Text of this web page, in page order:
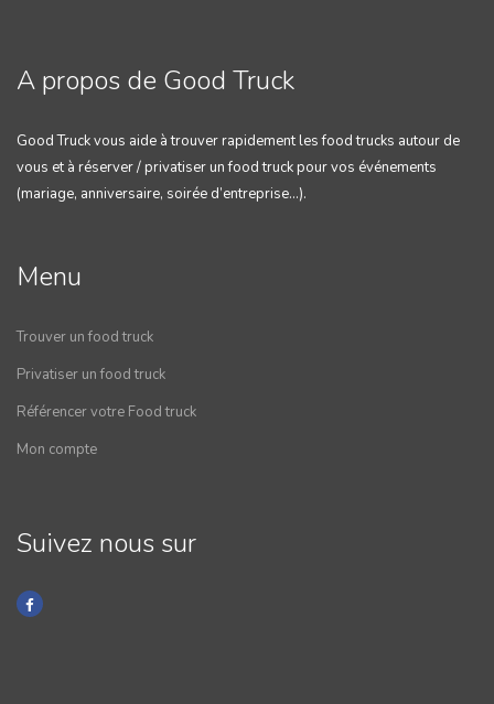
A propos de Good Truck
Good Truck vous aide à trouver rapidement les food trucks autour de
vous et à réserver / privatiser un food truck pour vos événements
(mariage, anniversaire, soirée d’entreprise…).
Menu
Trouver un food truck
Privatiser un food truck
Référencer votre Food truck
Mon compte
Suivez nous sur